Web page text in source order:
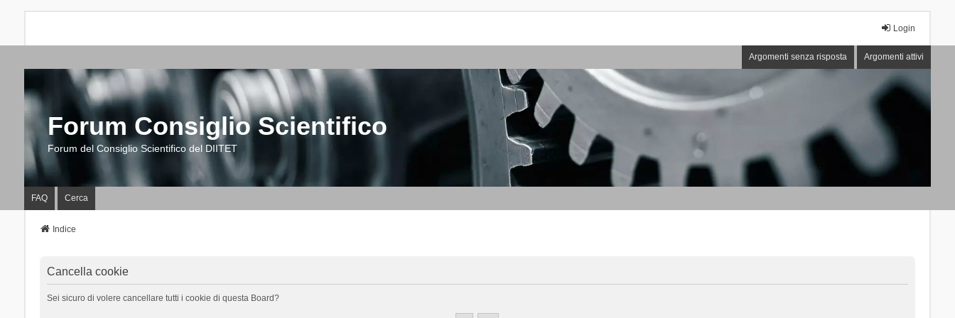
Login
Argomenti senza risposta Argomenti attivi
Forum Consiglio Scientifico
Forum del Consiglio Scientifico del DIITET
FAQ Cerca
Indice
Cancella cookie
Sei sicuro di volere cancellare tutti i cookie di questa Board?